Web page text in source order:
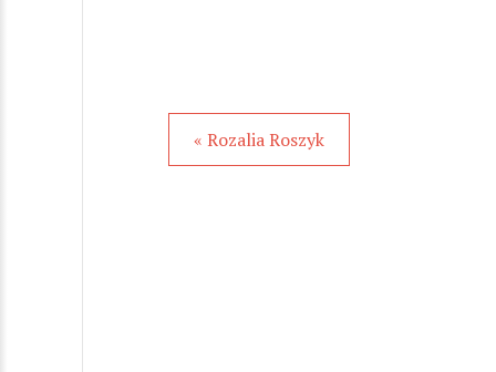
« Rozalia Roszyk